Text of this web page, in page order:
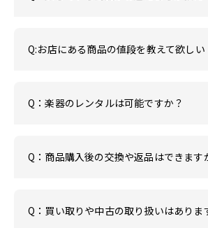
Q:お店にある商品の値段を教えて欲しい
Q：楽器のレンタルは可能ですか？
Q：商品購入後の交換や返品はできます
Q：買い取りや中古の取り扱いはありま